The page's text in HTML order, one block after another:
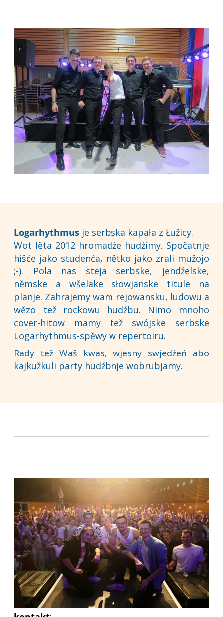
Logarhythmus je serbska kapała z Łužicy.
Wot lěta 2012 hromadźe hudźimy. Spočatnje
hišće jako studenća, nětko jako zrali mužojo
;-). Pola nas steja serbske, jendźelske,
němske a wšelake słowjanske titule na
planje. Zahrajemy wam rejowansku, ludowu a
wězo tež rockowu hudźbu. Nimo mnoho
cover-hitow mamy tež swójske serbske
Logarhythmus-spěwy w repertoiru.
Rady tež Waš kwas, wjesny swjedźeń abo
kajkužkuli party hudźbnje wobrubjamy.